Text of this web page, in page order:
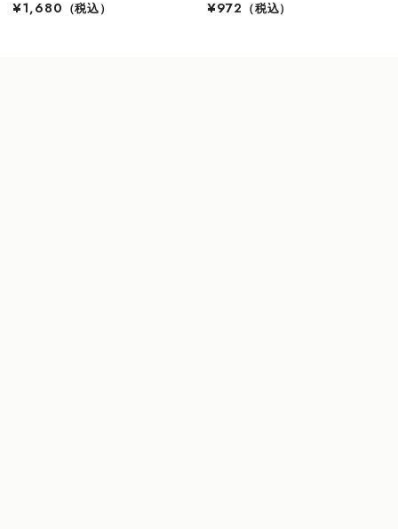
¥1,680
（税込）
¥972
（税込）